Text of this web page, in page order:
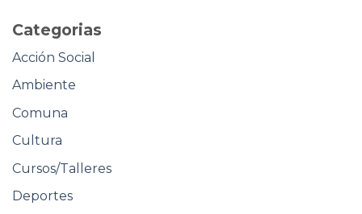
Categorias
Acción Social
Ambiente
Comuna
Cultura
Cursos/Talleres
Deportes